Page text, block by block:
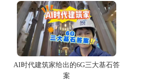
AI时代建筑家给出的6G三大基石答
案